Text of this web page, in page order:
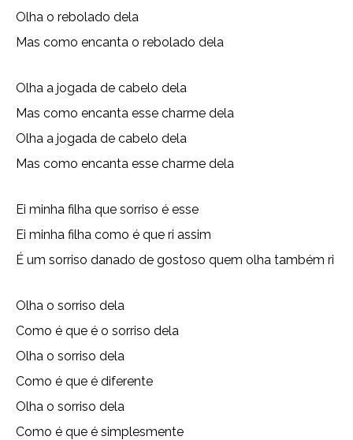
Olha o rebolado dela
Mas como encanta o rebolado dela
Olha a jogada de cabelo dela
Mas como encanta esse charme dela
Olha a jogada de cabelo dela
Mas como encanta esse charme dela
Ei minha filha que sorriso é esse
Ei minha filha como é que ri assim
É um sorriso danado de gostoso quem olha também ri
Olha o sorriso dela
Como é que é o sorriso dela
Olha o sorriso dela
Como é que é diferente
Olha o sorriso dela
Como é que é simplesmente